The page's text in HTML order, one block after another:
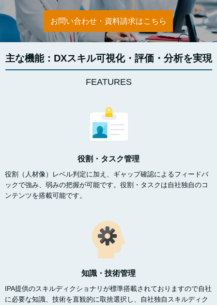
お問い合わせ・資料請求はこちら
主な機能：DXスキル可視化・評価・分析を実現
FEATURES
役割・タスク管理
役割（人材像）レベル判定に加え、ギャップ確認によるフィードバ
ックで強み、弱みの把握が可能です。役割・タスクは自社独自のコ
ンテンツを搭載可能です。
知識・技術管理
IPA提供のスキルディクショナリが標準搭載されておりますので自社
に必要な知識、技術を直観的に取捨選択し、自社独自スキルディク